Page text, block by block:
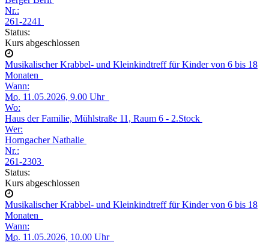
Nr.:
261-2241
Status:
Kurs abgeschlossen
Musikalischer Krabbel- und Kleinkindtreff für Kinder von 6 bis 18
Monaten
Wann:
Mo. 11.05.2026, 9.00 Uhr
Wo:
Haus der Familie, Mühlstraße 11, Raum 6 - 2.Stock
Wer:
Horngacher Nathalie
Nr.:
261-2303
Status:
Kurs abgeschlossen
Musikalischer Krabbel- und Kleinkindtreff für Kinder von 6 bis 18
Monaten
Wann:
Mo. 11.05.2026, 10.00 Uhr